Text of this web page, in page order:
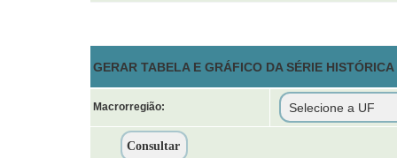
GERAR TABELA E GRÁFICO DA SÉRIE
Macrorregião: